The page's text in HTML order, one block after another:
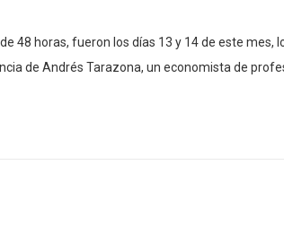
horas, fueron los días 13 y 14 de este mes,
de Andrés Tarazona, un economista de